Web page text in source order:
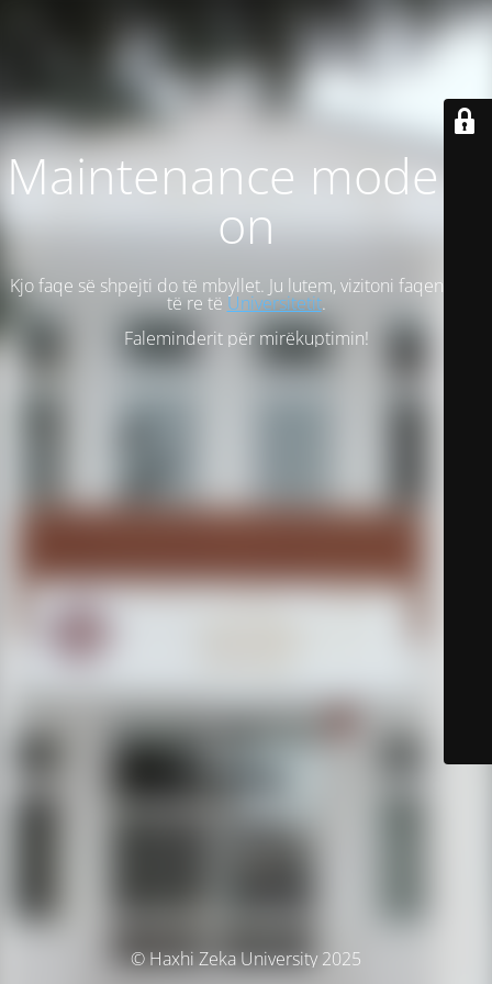
Maintenance mode is
on
Kjo faqe së shpejti do të mbyllet. Ju lutem, vizitoni faqen tonë
të re të Universitetit.
Faleminderit për mirëkuptimin!
© Haxhi Zeka University 2025